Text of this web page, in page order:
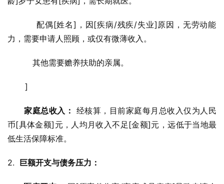
力，需要申请人照顾，或仅有微薄收入。
          其他需要赡养扶助的亲属。
       ]
家庭总收入： 经核算，目前家庭每月总收入仅为人民
币[具体金额]元，人均月收入不足[金额]元，远低于当地最
低生活保障标准。
2. 巨额开支与债务压力：